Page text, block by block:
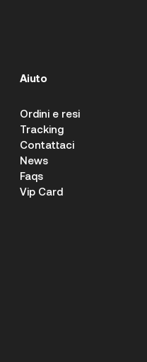
Aiuto
Ordini e resi
Tracking
Contattaci
News
Faqs
Vip Card